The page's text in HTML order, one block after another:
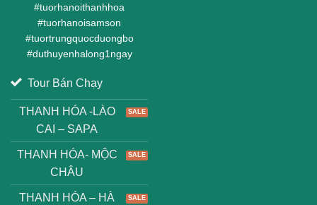
#tuorhanoithanhhoa
#tuorhanoisamson
#tuortrungquocduongbo
#duthuyenhalong1ngay
Tour Bán Chạy
THANH HÓA -LÀO
CAI – SAPA
THANH HÓA- MỘC
CHÂU
THANH HÓA – HÀ